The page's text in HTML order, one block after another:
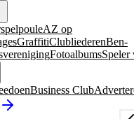
AZ op
GraffitiClubliederenBen-
FotoalbumsSpeler
Business Club